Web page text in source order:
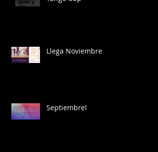
Llega Noviembre
Septiembre!